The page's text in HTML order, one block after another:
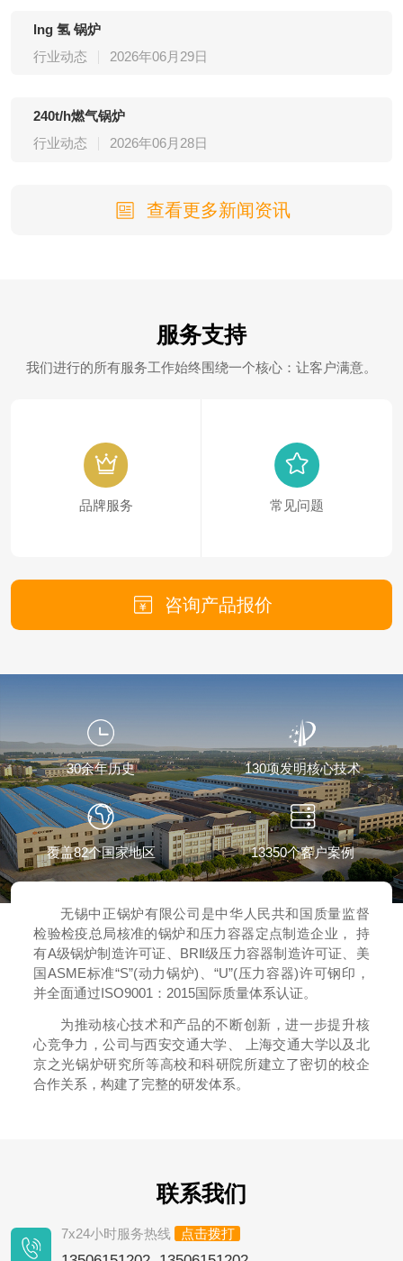
lng 氢 锅炉
行业动态
2026年06月29日
240t/h燃气锅炉
行业动态
2026年06月28日
查看更多新闻资讯
服务支持
我们进行的所有服务工作始终围绕一个核心：让客户满意。
品牌服务 常见问题
咨询产品报价
30余年历史 130项发明核心技术
覆盖82个国家地区 13350个客户案例
无锡中正锅炉有限公司是中华人民共和国质量监督
检验检疫总局核准的锅炉和压力容器定点制造企业， 持
有A级锅炉制造许可证、BRⅡ级压力容器制造许可证、美
国ASME标准“S”(动力锅炉)、“U”(压力容器)许可钢印，
并全面通过ISO9001：2015国际质量体系认证。
为推动核心技术和产品的不断创新，进一步提升核
心竞争力，公司与西安交通大学、 上海交通大学以及北
京之光锅炉研究所等高校和科研院所建立了密切的校企
合作关系，构建了完整的研发体系。
联系我们
7x24小时服务热线 点击拨打